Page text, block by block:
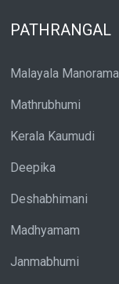
PATHRANGAL
Malayala Manorama
Mathrubhumi
Kerala Kaumudi
Deepika
Deshabhimani
Madhyamam
Janmabhumi